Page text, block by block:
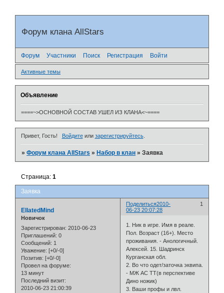
Форум клана AllStars
Форум Участники Поиск Регистрация Войти
Активные темы
Объявление
====~>ОСНОВНОЙ СОСТАВ УШЕЛ ИЗ КЛАНА<~====
Привет, Гость! Войдитеили зарегистрируйтесь.
»Форум клана AllStars » Набор в клан »Заявка
Заявка
Страница:1
Поделиться 1
2010-
06-23 20:07:28
EllatedMind
Новичок
Зарегистрирован: 2010-06-23
Приглашений: 0
Сообщений: 1
Уважение: [+0/-0]
Позитив: [+0/-0]
Провел на форуме:
13 минут
Последний визит:
2010-06-23 21:00:39
1. Ник в игре. Имя в реале.
Пол. Возраст (16+). Место
проживания. - Анологичный.
Алексей. 15. Шадринск
Курганская обл.
2. Во что одет/заточка эквипа.
- МЖ АС ТТ(в перспективе
Дино ножик)
3. Ваши профы и лвл.